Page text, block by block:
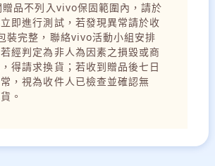
品不列入vivo保固範圍內，請於
即進行測試，若發現異常請於收
裝完整，聯絡vivo活動小組安排
經判定為非人為因素之損毀或商
得請求換貨；若收到贈品後七日
，視為收件人已檢查並確認無
。